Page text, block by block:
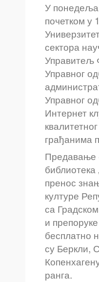
У
почетком
сектора
Управитељ
Управног
Управног
Интернет
грађанима
Предавање
пренос
културе
са
и
бесплатно
су Беркли,
ранга.